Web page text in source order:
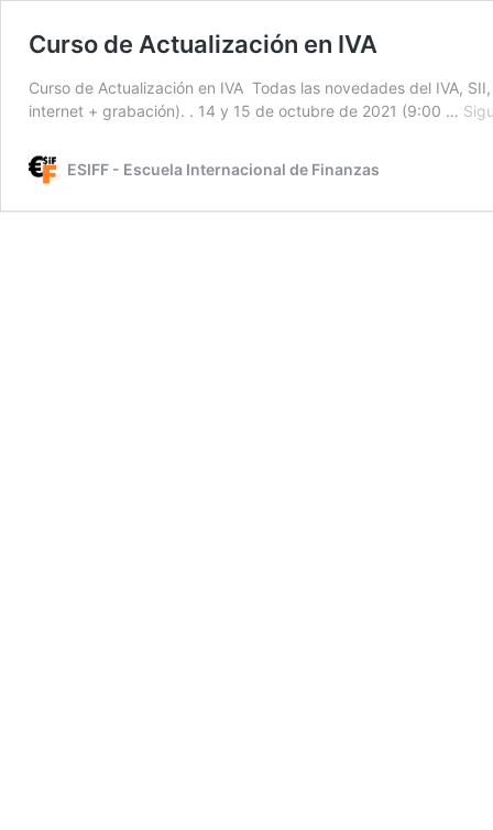
Curso de Actualización en IVA
Curso de Actualización en IVA Todas las novedades del IVA,
internet + grabación). . 14 y 15 de octubre de 2021 (9:00 …
ESIFF - Escuela Internacional de Finanzas